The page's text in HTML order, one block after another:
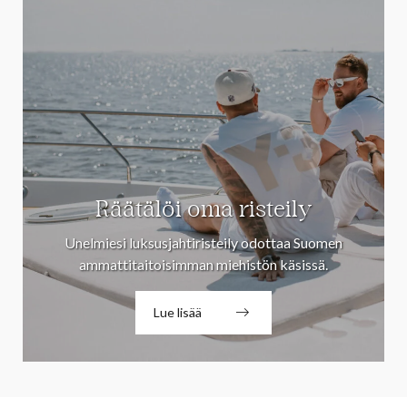
Räätälöi oma risteily
Unelmiesi luksusjahtiristeily odottaa Suomen
ammattitaitoisimman miehistön käsissä.
Lue lisää